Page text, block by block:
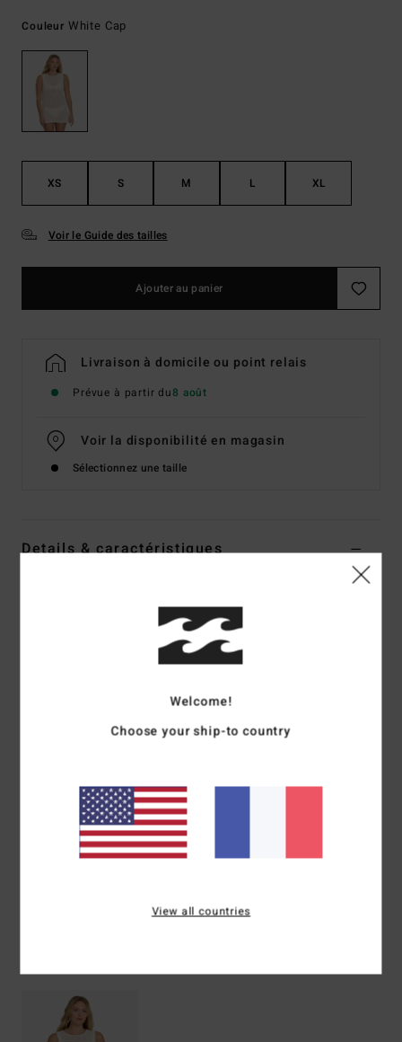
Couleur White Cap
XS S M L XL
Voir le Guide des tailles
Ajouter au panier
Livraison à domicile ou point relais
Prévue à partir du8 août
Voir la disponibilité en magasin
Sélectionnez une taille
Details & caractéristiques
Code couleur
Faux crochet de coton
Anneaux sur le côté
Petite plaque métallique
Composition[Matière principale] 100% coton
Traçabilité du produit (Loi Agec)
Welcome!
Choose your ship-to country
View all countries